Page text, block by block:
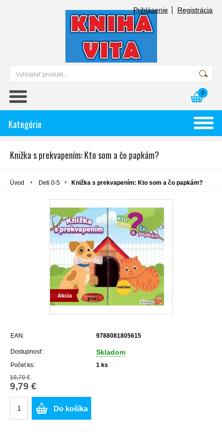
Prihlásenie Registrácia
0
Kategórie
Knižka s prekvapením: Kto som a čo papkám?
Úvod Deti 0-5 Knižka s prekvapením: Kto som a čo papkám?
Akcia
EAN: 9788081805615
Dostupnosť: Skladom
Počet ks: 1 ks
10,70 €
9,79 €
Do košíka